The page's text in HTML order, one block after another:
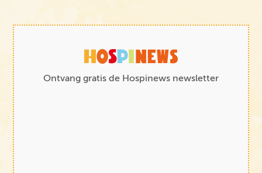
Ontvang gratis de Hospinews newsletter